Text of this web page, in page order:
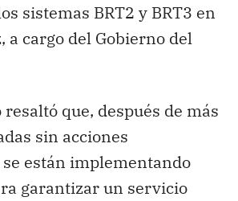
sistemas BRT2 y BRT3 en
a cargo del Gobierno del
que, después de más
sin acciones
están implementando
garantizar un servicio